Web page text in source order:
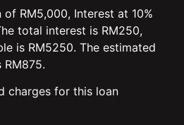
of RM5,000, Interest at 10%
total interest is RM250,
is RM5250. The estimated
charges for this loan